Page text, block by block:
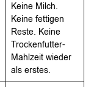
Keine Milch.
Keine fettigen
Reste. Keine
Trockenfutter-
Mahlzeit wieder
als erstes.